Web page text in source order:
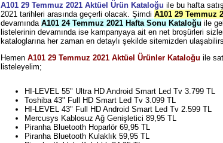
A101 29 Temmuz 2021 Aktüel Ürün Kataloğu ile bu hafta
2021 tarihleri arasında geçerli olacak. Şimdi A101 29 Temmuz
devamında A101 24 Temmuz 2021 Hafta Sonu Kataloğu ile
listelerinin devamında ise kampanyaya ait en net broşürleri
kataloglarına her zaman en detaylı şekilde sitemizden
Hemen A101 29 Temmuz 2021 Aktüel Ürünler Kataloğu ile
listeleyelim;
HI-LEVEL 55" Ultra HD Android Smart Led Tv 3.799 TL
Toshiba 43" Full HD Smart Led Tv 3.099 TL
HI-LEVEL 43" Full HD Android Smart Led Tv 2.599 TL
Mercusys Kablosuz Ağ Genişletici 89,95 TL
Piranha Bluetooth Hoparlör 69,95 TL
Piranha Bluetooth Kulaklık 59,95 TL